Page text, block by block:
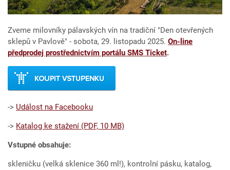
Zveme milovníky pálavských vín na tradiční "Den otevřených
sklepů v Pavlově" - sobota, 29. listopadu 2025. On-line
předprodej prostřednictvím portálu SMS Ticket.
-> Událost na Facebooku
-> Katalog ke stažení (PDF, 10 MB)
Vstupné obsahuje:
skleničku (velká sklenice 360 ml!), kontrolní pásku, katalog,